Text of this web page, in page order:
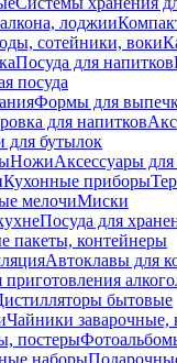
лоджии
сотейники, воки
Посуда для напитков
посуда
Формы для
для напитков
бутылок
НожиАксессуары
Кухонные приборы
мелочиМиски
Посуда для
пакеты, контейнеры
Автоклавы для
бытовые
Чайники заварочные,
постеры
наборы